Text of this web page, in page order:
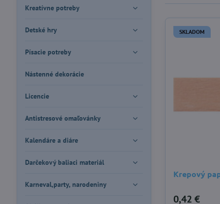
SKLADOM
Krepový
0,42 €
Kreatívne potreby
Detské hry
Písacie potreby
Nástenné dekorácie
Licencie
Antistresové omaľovánky
Kalendáre a diáre
Darčekový baliaci materiál
Karneval,party, narodeniny